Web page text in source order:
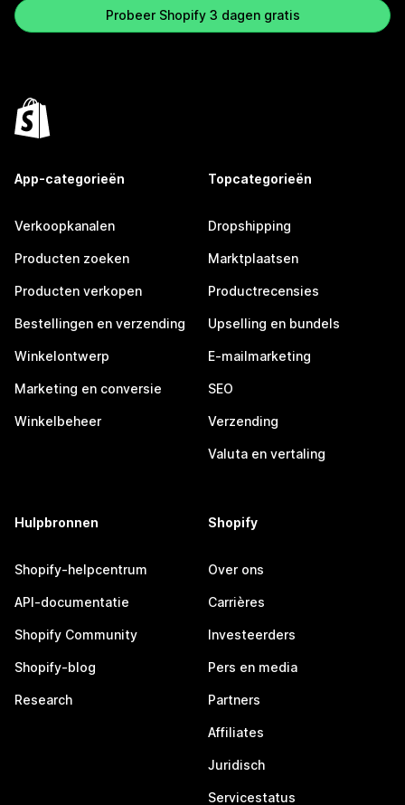
Probeer Shopify 3 dagen gratis
App-categorieën
Verkoopkanalen
Producten zoeken
Producten verkopen
Bestellingen en verzending
Winkelontwerp
Marketing en conversie
Winkelbeheer
Topcategorieën
Dropshipping
Marktplaatsen
Productrecensies
Upselling en bundels
E-mailmarketing
SEO
Verzending
Valuta en vertaling
Hulpbronnen
Shopify-helpcentrum
API-documentatie
Shopify Community
Shopify-blog
Research
Shopify
Over ons
Carrières
Investeerders
Pers en media
Partners
Affiliates
Juridisch
Servicestatus